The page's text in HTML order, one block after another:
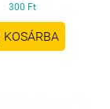
300 Ft
KOSÁRBA